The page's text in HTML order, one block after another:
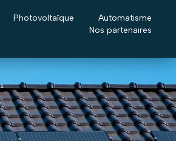
Photovoltaïque
Automatisme
Nos partenaires